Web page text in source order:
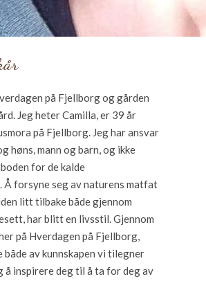
på Fjellborg og gården
Jeg heter Camilla, er 39 år
på Fjellborg. Jeg har ansvar
høns, mann og barn, og ikke
for de kalde
Å forsyne seg av naturens matfat
litt tilbake både gjennom
har blitt en livsstil. Gjennom
på Hverdagen på Fjellborg,
både av kunnskapen vi tilegner
å inspirere deg til å ta for deg av